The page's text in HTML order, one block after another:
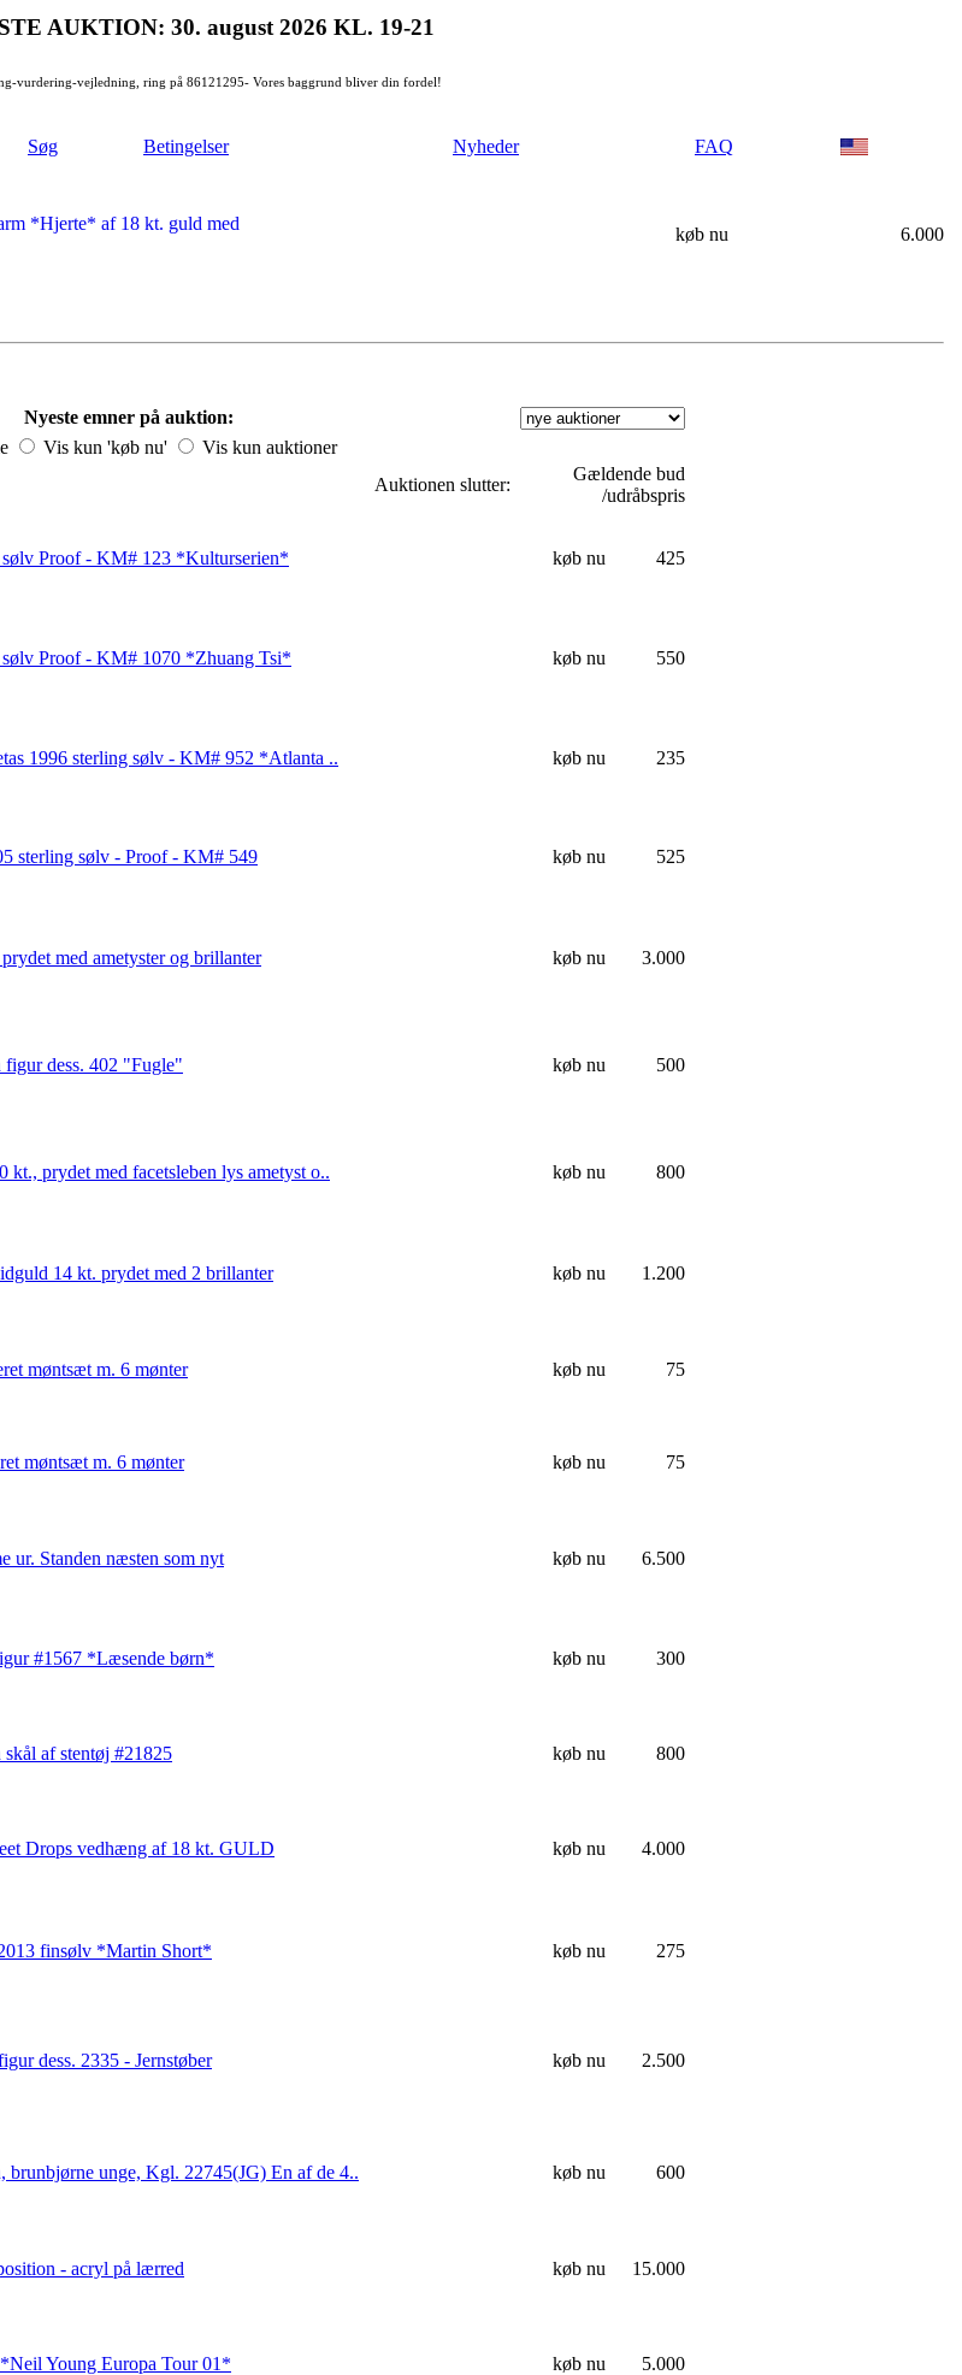
AUKTION: 30. august 2026 KL. 19-21
vurdering-vejledning, ring på 86121295- Vores baggrund bliver din fordel!
Søg Betingelser Nyheder FAQ
*Hjerte* af 18 kt. guld med
køb nu 6.000
Nyeste emner på auktion:
Vis kun 'køb nu'
Vis kun auktioner
Auktionen slutter:
Gældende bud
/udråbspris
Proof - KM# 123 *Kulturserien* køb nu 425
Proof - KM# 1070 *Zhuang Tsi* køb nu 550
1996 sterling sølv - KM# 952 *Atlanta .. køb nu 235
sterling sølv - Proof - KM# 549 køb nu 525
med ametyster og brillanter køb nu 3.000
figur dess. 402 "Fugle" køb nu 500
kt., prydet med facetsleben lys ametyst o.. køb nu 800
14 kt. prydet med 2 brillanter køb nu 1.200
møntsæt m. 6 mønter køb nu 75
møntsæt m. 6 mønter køb nu 75
ur. Standen næsten som nyt køb nu 6.500
#1567 *Læsende børn* køb nu 300
af stentøj #21825 køb nu 800
Drops vedhæng af 18 kt. GULD køb nu 4.000
finsølv *Martin Short* køb nu 275
dess. 2335 - Jernstøber køb nu 2.500
brunbjørne unge, Kgl. 22745(JG) En af de 4.. køb nu 600
- acryl på lærred køb nu 15.000
Young Europa Tour 01* køb nu 5.000